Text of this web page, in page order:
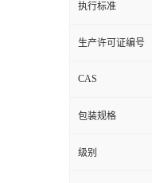
执行标准
生产许可证编号
CAS
包装规格
级别